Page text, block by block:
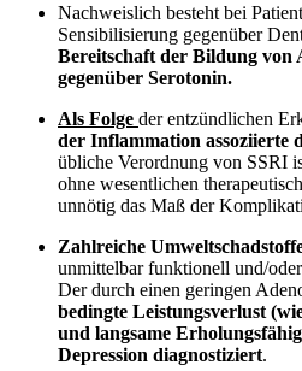
Nachweislich besteht bei
Sensibilisierung gegenüber
Bereitschaft der Bildung von
gegenüber Serotonin.
Als Folge der entzündlichen
der Inflammation assoziierte
übliche Verordnung von SSRI
ohne wesentlichen
unnötig das Maß der
Zahlreiche
unmittelbar funktionell und/
Der durch einen geringen
bedingte Leistungsverlust
und langsame
Depression diagnostiziert.